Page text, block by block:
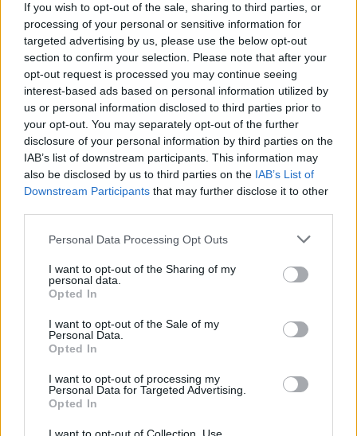
If you wish to opt-out of the sale, sharing to third parties, or
processing of your personal or sensitive information for
targeted advertising by us, please use the below opt-out
section to confirm your selection. Please note that after your
opt-out request is processed you may continue seeing
interest-based ads based on personal information utilized by
us or personal information disclosed to third parties prior to
your opt-out. You may separately opt-out of the further
disclosure of your personal information by third parties on the
IAB’s list of downstream participants. This information may
also be disclosed by us to third parties on the IAB’s List of
Downstream Participants that may further disclose it to other
Please note that this website/app uses one or more Google
not limited to your visit or usage behaviour. You may click to
grant or deny consent to Google and its third-party tags to
use your data for below specified purposes in below Google
consent section.
Personal Data Processing Opt Outs
I want to opt-out of the Sharing of my
personal data.
Opted In
I want to opt-out of the Sale of my
Personal Data.
Opted In
I want to opt-out of processing my
Personal Data for Targeted Advertising.
Opted In
Αν τα χάσατε
Φωτιά στο Μουζάκι Ηλείας
Πυροσβεστικής σε δασική
έκταση με πεύκα, πριν την
είσοδο του χωριού
ελικοδρόμιο –
το ελικόπτερο τους